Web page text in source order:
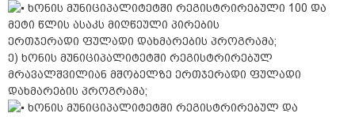
ხონის მუნიციპალიტეტში რეგისტრირებული 100 და
მეტი წლის ასაკს მიღწეული პირების
ერთჯერადი ფულადი დახმარების პროგრამა;
ე) ხონის მუნიციპალიტეტში რეგისტრირებულ
მრავალშვილიან მშობელზე ერთჯერადი ფულადი
დახმარების პროგრამა;
ხონის მუნიციპალიტეტში რეგისტრირებულ და